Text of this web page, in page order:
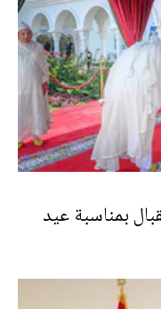
بمناسبة عيد